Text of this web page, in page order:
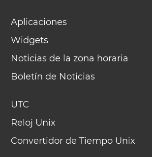
Aplicaciones
Widgets
Noticias de la zona horaria
Boletín de Noticias
UTC
Reloj Unix
Convertidor de Tiempo Unix